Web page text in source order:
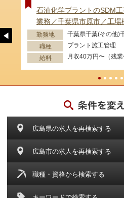
石油化学プラントのSDM
業務／千葉県市原市／工場
勤務地
千葉県千葉(その他)
職種
プラント施工管理
給料
広島県の求人を再検索する
広島市の求人を再検索する
職種・資格から検索する